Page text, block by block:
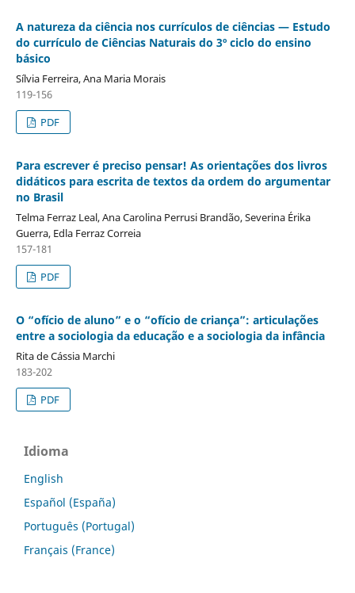
A natureza da ciência nos currículos de ciências — Estudo
do currículo de Ciências Naturais do 3º ciclo do ensino
básico
Sílvia Ferreira, Ana Maria Morais
119-156
PDF
Para escrever é preciso pensar! As orientações dos livros
didáticos para escrita de textos da ordem do argumentar
no Brasil
Telma Ferraz Leal, Ana Carolina Perrusi Brandão, Severina Érika
Guerra, Edla Ferraz Correia
157-181
PDF
O “ofício de aluno” e o “ofício de criança”: articulações
entre a sociologia da educação e a sociologia da infância
Rita de Cássia Marchi
183-202
PDF
Idioma
English
Español (España)
Português (Portugal)
Français (France)